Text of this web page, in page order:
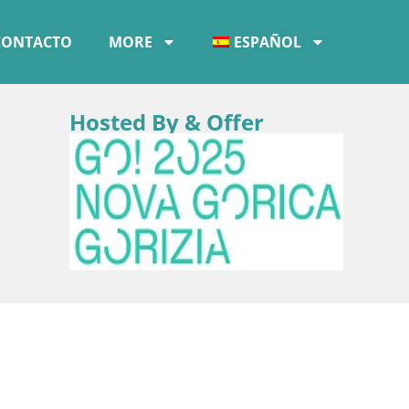
MORE ESPAÑOL
Hosted By & Offer